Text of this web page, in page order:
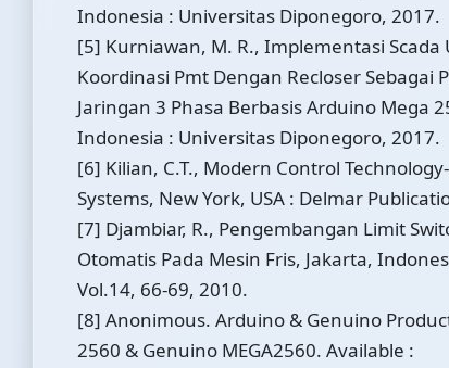
Indonesia : Universitas Diponegoro, 2017.
[5] Kurniawan, M. R., Implementasi
Koordinasi Pmt Dengan Recloser Sebagai
Jaringan 3 Phasa Berbasis Arduino Mega
Indonesia : Universitas Diponegoro, 2017.
[6] Kilian, C.T., Modern Control
Systems, New York, USA : Delmar
[7] Djambiar, R., Pengembangan Limit
Otomatis Pada Mesin Fris, Jakarta,
Vol.14, 66-69, 2010.
[8] Anonimous. Arduino & Genuino
2560 & Genuino MEGA2560. Available :